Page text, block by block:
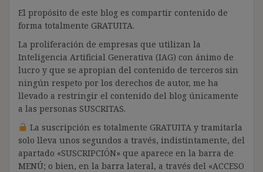
El propósito de este blog es compartir contenido de
forma totalmente GRATUITA.
La proliferación de empresas que utilizan la
Inteligencia Artificial Generativa (IAG) con ánimo de
lucro y que se apropian del contenido de terceros sin
ningún respeto por los derechos de autor, me ha
llevado a restringir el contenido del blog únicamente
a las personas SUSCRITAS.
La suscripción es totalmente GRATUITA y tramitarla
solo lleva unos segundos a través, indistintamente, del
apartado «SUSCRIPCIÓN» que aparece en la barra de
MENÚ; o bien, en la barra lateral, a través del «ACCESO